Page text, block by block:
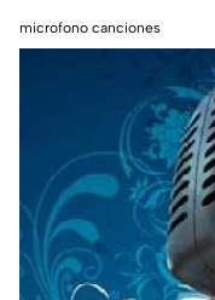
microfono canciones